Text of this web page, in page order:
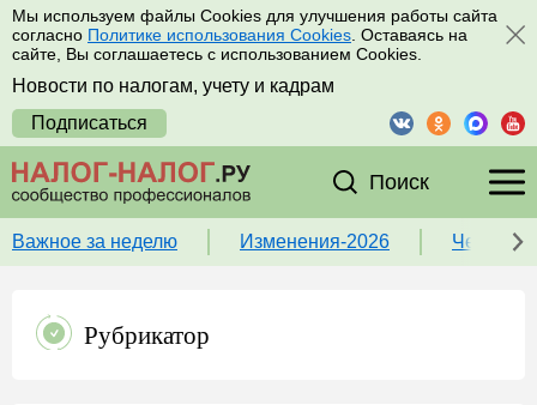
Мы используем файлы Cookies для улучшения работы сайта
согласно Политике использования Cookies . Оставаясь на
сайте, Вы соглашаетесь с использованием Cookies.
Новости по налогам, учету и кадрам
Подписаться
Поиск
Важное за неделю Изменения-2026 Чек-
Рубрикатор